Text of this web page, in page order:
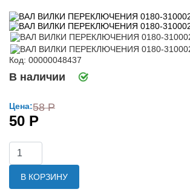
Код: 00000048437
В наличии
Цена:58 Р
50 Р
В КОРЗИНУ